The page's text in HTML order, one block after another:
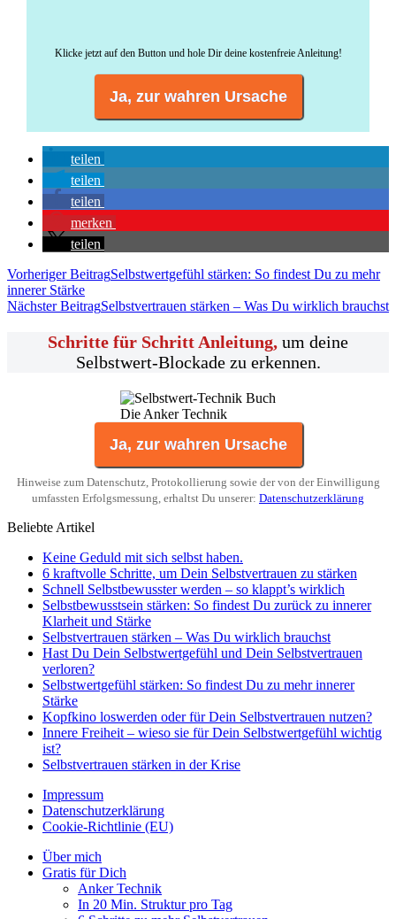
Klicke jetzt auf den Button und hole Dir deine kostenfreie Anleitung!
Ja, zur wahren Ursache
teilen
teilen
teilen
merken
teilen
Vorheriger BeitragSelbstwertgefühl stärken: So findest Du zu mehr
innerer Stärke
Nächster BeitragSelbstvertrauen stärken – Was Du wirklich brauchst
Schritte für Schritt Anleitung, um deine
Selbstwert-Blockade zu erkennen.
Die Anker Technik
Ja, zur wahren Ursache
Hinweise zum Datenschutz, Protokollierung sowie der von der Einwilligung
umfassten Erfolgsmessung, erhaltst Du unserer: Datenschutzerklärung
Beliebte Artikel
Keine Geduld mit sich selbst haben.
6 kraftvolle Schritte, um Dein Selbstvertrauen zu stärken
Schnell Selbstbewusster werden – so klappt’s wirklich
Selbstbewusstsein stärken: So findest Du zurück zu innerer
Klarheit und Stärke
Selbstvertrauen stärken – Was Du wirklich brauchst
Hast Du Dein Selbstwertgefühl und Dein Selbstvertrauen
verloren?
Selbstwertgefühl stärken: So findest Du zu mehr innerer
Stärke
Kopfkino loswerden oder für Dein Selbstvertrauen nutzen?
Innere Freiheit – wieso sie für Dein Selbstwertgefühl wichtig
ist?
Selbstvertrauen stärken in der Krise
Impressum
Datenschutzerklärung
Cookie-Richtlinie (EU)
Über mich
Gratis für Dich
Anker Technik
In 20 Min. Struktur pro Tag